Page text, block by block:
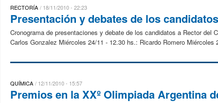
RECTORÍA 18/11/2010 - 22:23
Presentación y debates de los
Cronograma de presentaciones y debate de los candidatos a Rector
Carlos Gonzalez Miércoles 24/11 - 12.30 hs.: Ricardo Romero Miércoles
QUÍMICA 12/11/2010 - 15:57
Premios en la XXº Olimpiada Argentina